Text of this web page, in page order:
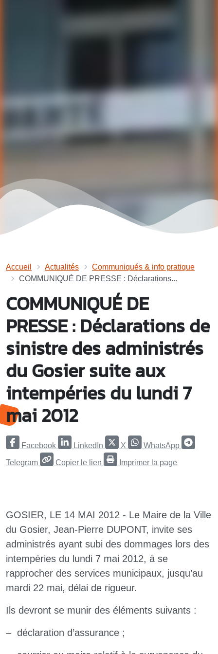
Accueil Actualités
Communiqués & info pratique
COMMUNIQUÉ DE PRESSE : Déclarations...
COMMUNIQUÉ DE
PRESSE : Déclarations de
sinistre des administrés
du Gosier suite aux
intempéries du lundi 7
mai 2012
Facebook LinkedIn X WhatsApp
Telegram Copier le lien Imprimer la page
GOSIER, LE 14 MAI 2012 - Le Maire de la Ville
du Gosier, Jean-Pierre DUPONT, invite ses
administrés ayant subi des dommages lors des
intempéries du lundi 7 mai 2012, à se
rapprocher des services municipaux, jusqu’au
mardi 22 mai, délai de rigueur.
Ils devront se munir des éléments suivants :
– déclaration d’assurance ;